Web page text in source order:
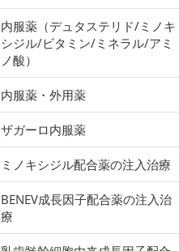
内服薬（デュタステリド/ミノキ
シジル/ビタミン/ミネラル/アミ
ノ酸）
内服薬・外用薬
ザガーロ内服薬
ミノキシジル配合薬の注入治療
BENEV成長因子配合薬の注入治
療